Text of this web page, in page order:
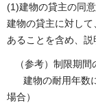
(1)建物の貸主の同意
建物の貸主に対し
あることを含め、説
（参考）制限期間
建物の耐用年数に
場合）